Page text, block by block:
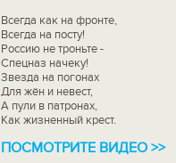
Всегда как на фронте,
Всегда на посту!
Россию не троньте -
Спецназ начеку!
Звезда на погонах
Для жён и невест,
А пули в патронах,
Как жизненный крест.
ПОСМОТРИТЕ ВИДЕО >>